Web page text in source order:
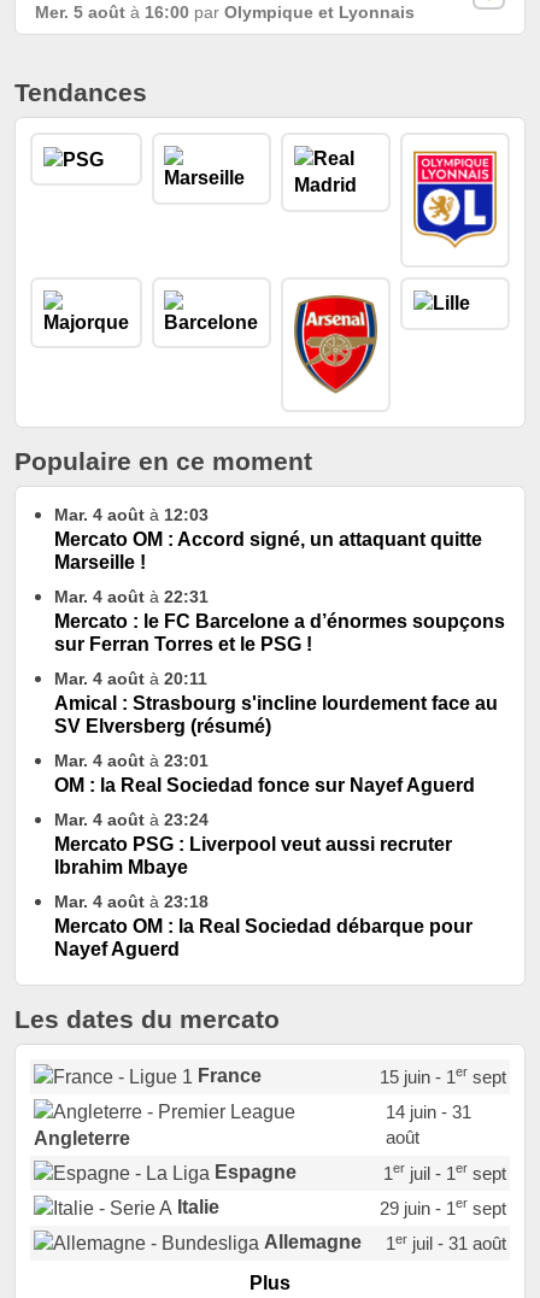
Mer. 5 août à 16:00 par Olympique et Lyonnais
Tendances
Populaire en ce moment
Mar. 4 août à 12:03
Mercato OM : Accord signé, un attaquant quitte
Marseille !
Mar. 4 août à 22:31
Mercato : le FC Barcelone a d’énormes soupçons
sur Ferran Torres et le PSG !
Mar. 4 août à 20:11
Amical : Strasbourg s'incline lourdement face au
SV Elversberg (résumé)
Mar. 4 août à 23:01
OM : la Real Sociedad fonce sur Nayef Aguerd
Mar. 4 août à 23:24
Mercato PSG : Liverpool veut aussi recruter
Ibrahim Mbaye
Mar. 4 août à 23:18
Mercato OM : la Real Sociedad débarque pour
Nayef Aguerd
Les dates du mercato
France 15 juin - 1ersept
Angleterre
14 juin - 31
août
Espagne
1erjuil - 1ersept
Italie
29 juin - 1ersept
Allemagne
1erjuil - 31 août
Portugal
Plus